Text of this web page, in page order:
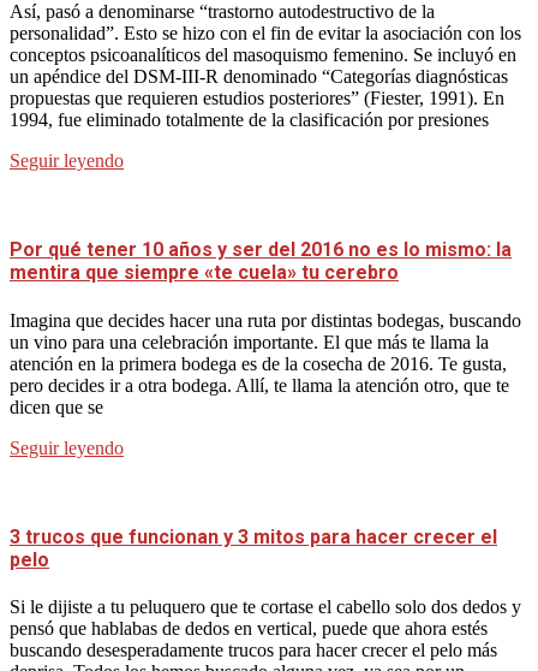
Así, pasó a denominarse “trastorno autodestructivo de la
personalidad”. Esto se hizo con el fin de evitar la asociación con los
conceptos psicoanalíticos del masoquismo femenino. Se incluyó en
un apéndice del DSM-III-R denominado “Categorías diagnósticas
propuestas que requieren estudios posteriores” (Fiester, 1991). En
1994, fue eliminado totalmente de la clasificación por presiones
Seguir leyendo
Por qué tener 10 años y ser del 2016 no es lo mismo: la
mentira que siempre «te cuela» tu cerebro
Imagina que decides hacer una ruta por distintas bodegas, buscando
un vino para una celebración importante. El que más te llama la
atención en la primera bodega es de la cosecha de 2016. Te gusta,
pero decides ir a otra bodega. Allí, te llama la atención otro, que te
dicen que se
Seguir leyendo
3 trucos que funcionan y 3 mitos para hacer crecer el
pelo
Si le dijiste a tu peluquero que te cortase el cabello solo dos dedos y
pensó que hablabas de dedos en vertical, puede que ahora estés
buscando desesperadamente trucos para hacer crecer el pelo más